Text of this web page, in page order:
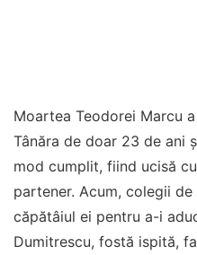
Moartea Teodorei Marcu
Tânăra de doar 23 de ani
mod cumplit, fiind ucisă
partener. Acum, colegii
căpătâiul ei pentru a-i
Dumitrescu, fostă ispită,